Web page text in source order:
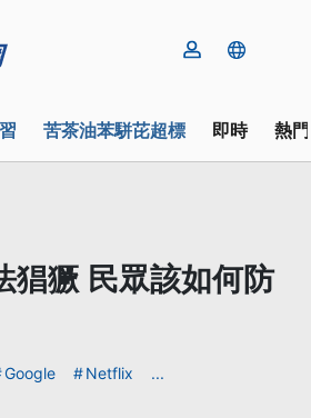
苦茶油苯駢芘超標 即時 熱
猖獗 民眾該如何防
Google Netflix ...